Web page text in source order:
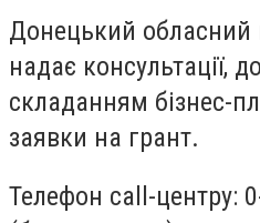
Донецький обласний
надає консультації,
складанням бізнес-
заявки на грант.
Телефон call-центру: